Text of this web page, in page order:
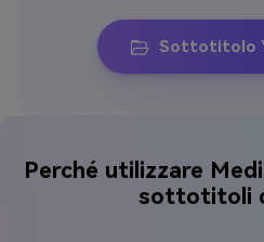
Sottotitolo
Perché utilizzare
sottotitoli